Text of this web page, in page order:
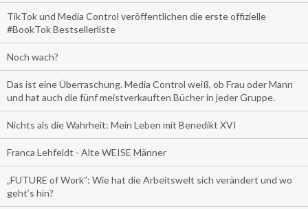
TikTok und Media Control veröffentlichen die erste offizielle
#BookTok Bestsellerliste
Noch wach?
Das ist eine Überraschung. Media Control weiß, ob Frau oder Mann
und hat auch die fünf meistverkauften Bücher in jeder Gruppe.
Nichts als die Wahrheit: Mein Leben mit Benedikt XVI
Franca Lehfeldt - Alte WEISE Männer
„FUTURE of Work”: Wie hat die Arbeitswelt sich verändert und wo
geht’s hin?